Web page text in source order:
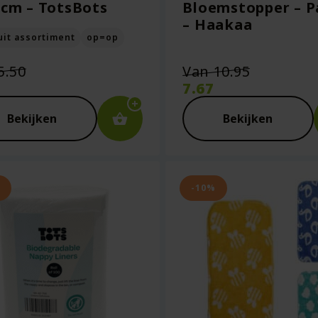
– TotsBots
assortiment op=op
Oorspronkelijke
was:
€5.50.
Bekijken
Bloemstopper –
– Haakaa
Van10.95
was:
€10.95.
7.67
Huidige
prijs
is:
€7.67.
Bekijken
-10%